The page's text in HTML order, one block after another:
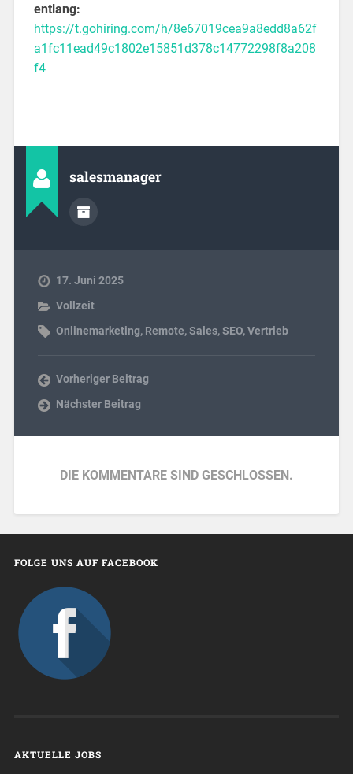
entlang:
https://t.gohiring.com/h/8e67019cea9a8edd8a62f
a1fc11ead49c1802e15851d378c14772298f8a208
f4
salesmanager
17. Juni 2025
Vollzeit
Onlinemarketing, Remote,Sales,SEO,Vertrieb
Vorheriger Beitrag
Nächster Beitrag
DIE KOMMENTARE SIND GESCHLOSSEN.
FOLGE UNS AUF FACEBOOK
AKTUELLE JOBS